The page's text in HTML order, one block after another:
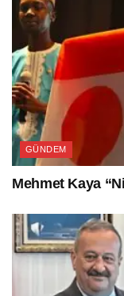
GÜNDEM
Mehmet Kaya